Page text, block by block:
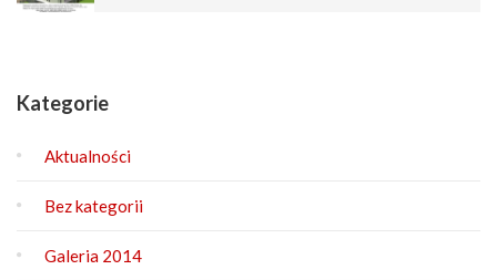
Kategorie
Aktualności
Bez kategorii
Galeria 2014